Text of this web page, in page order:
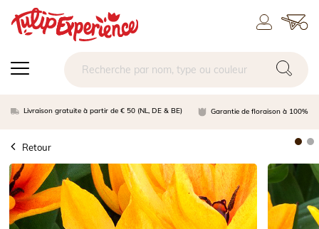
Livraison gratuite à partir de € 50 (NL, DE & BE) Garantie de floraison à 100%
Retour